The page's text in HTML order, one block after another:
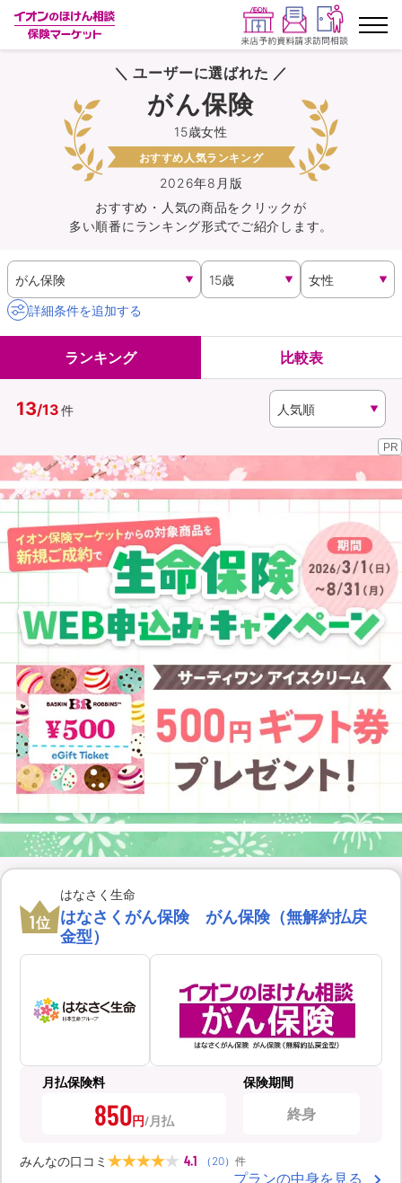
ランキングから探す
保険を比較する
保険会社から探す
イオンカード会員さま専用保険
キャンペーン一覧
イオングループ従業員さま向け
資料請求
（無料）
訪問相談
イオンカード会員さま専用保険
＼ ユーザーに選ばれた ／
2026年8月版
15歳女性
がん保険
おすすめ人気ランキング
おすすめ・人気の商品をクリックが
多い順番にランキング形式でご紹介します。
詳細条件を追加する
ランキング 比較表
13/13件
PR
1位
はなさく生命
はなさくがん保険 がん保険（無解約払戻
金型）
月払保険料
850円
保険期間
終身
みんなの口コミ 4.1 （ 20） 件
プランの中身を見る